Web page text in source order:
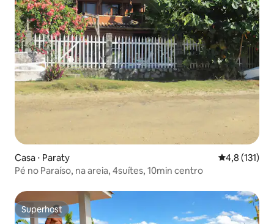
Casa ⋅ Paraty 4,8 de uma
4,8 (131)
Pé no Paraíso, na areia, 4suítes, 10min centro
Superhost
Superhost